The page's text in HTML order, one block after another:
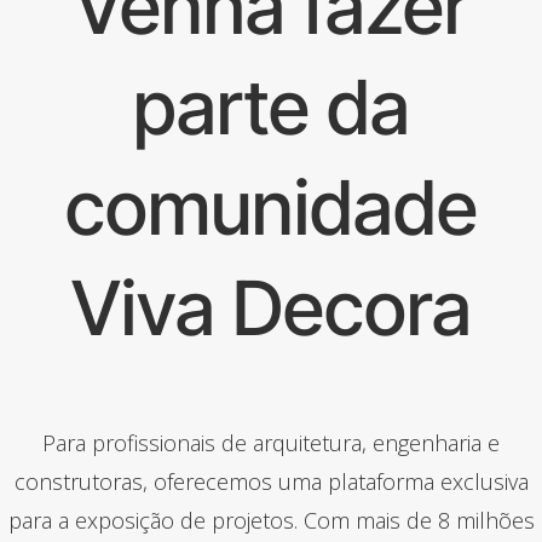
parte da
comunidade
Viva Decora
Para profissionais de arquitetura, engenharia e
construtoras, oferecemos uma plataforma exclusiva
para a exposição de projetos. Com mais de 8 milhões